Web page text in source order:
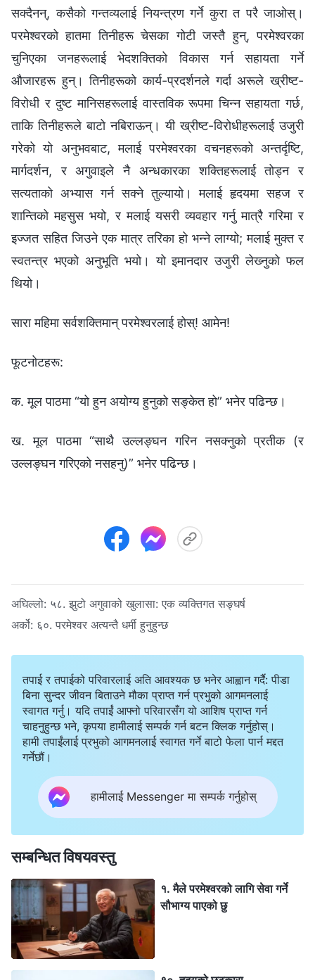
सक्दैनन्, कसैको गन्तव्यलाई नियन्त्रण गर्ने कुरा त परै जाओस्।
परमेश्‍वरको हातमा तिनीहरू चेसका गोटी जस्तै हुन्, परमेश्‍वरका
चुनिएका जनहरूलाई भेदशक्तिको विकास गर्न सहायता गर्ने
औजारहरू हुन्। तिनीहरूको कार्य-प्रदर्शनले गर्दा अरूले ख्रीष्ट-
विरोधी र दुष्ट मानिसहरूलाई वास्तविक रूपमा चिन्‍न सहायता गर्छ,
ताकि तिनीहरूले बाटो नबिराऊन्। यी ख्रीष्ट-विरोधीहरूलाई उजुरी
गरेको यो अनुभवबाट, मलाई परमेश्‍वरका वचनहरूको अन्तर्दृष्टि,
मार्गदर्शन, र अगुवाइले नै अन्धकारका शक्तिहरूलाई तोड्न र
सत्यताको अभ्यास गर्न सक्‍ने तुल्यायो। मलाई हृदयमा सहज र
शान्तिको महसुस भयो, र मलाई यसरी व्यवहार गर्नु मात्रै गरिमा र
इज्‍जत सहित जिउने एक मात्र तरिका हो भन्‍ने लाग्यो; मलाई मुक्त र
स्वतन्त्र भएको अनुभूति भयो। यो इमानदार उजुरी लेख्‍नुको फल
थियो।
सारा महिमा सर्वशक्तिमान्‌ परमेश्‍वरलाई होस्! आमेन!
फूटनोटहरू:
क. मूल पाठमा “यो हुन अयोग्य हुनुको सङ्केत हो” भनेर पढिन्छ।
ख. मूल पाठमा “साथै उल्‍लङ्घन गरिन नसक्‍नुको प्रतीक (र
उल्‍लङ्घन गरिएको नसहनु)” भनेर पढिन्छ।
अघिल्लो: ५८. झुटो अगुवाको खुलासा: एक व्यक्तिगत सङ्घर्ष
अर्को: ६०. परमेश्‍वर अत्यन्तै धर्मी हुनुहुन्छ
तपाई र तपाईको परिवारलाई अति आवश्यक छ भनेर आह्वान गर्दै: पीडा
बिना सुन्दर जीवन बिताउने मौका प्राप्त गर्न प्रभुको आगमनलाई
स्वागत गर्नु। यदि तपाईं आफ्नो परिवारसँग यो आशिष प्राप्त गर्न
चाहनुहुन्छ भने, कृपया हामीलाई सम्पर्क गर्न बटन क्लिक गर्नुहोस्।
हामी तपाईंलाई प्रभुको आगमनलाई स्वागत गर्ने बाटो फेला पार्न मद्दत
गर्नेछौं।
हामीलाई Messenger मा सम्पर्क गर्नुहोस्
सम्बन्धित विषयवस्तु
१. मैले परमेश्‍वरको लागि सेवा गर्ने
सौभाग्य पाएको छु